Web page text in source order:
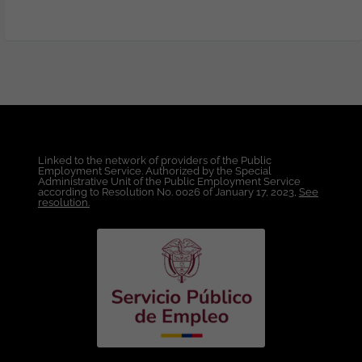
PostgreSQL. MySQL. MongoDB
(Deseable). Cloud - AWS (Indispensable):
Experiencia en EC2, RDS, S3, Lambda y
Google Cloud Platform (Deseables).
DevOps - Git. - Docker. CI/CD.
SonarQube. Pruebas unitarias e
integración. Te ofrecemos: Contrato a
término indefinido directamente con la
compañía. Salario competitivo, acorde
con la experiencia y el perfil. Horario de
oficina de lunes a viernes. Beneficios
Linked to the network of providers of the Public
Employment Service. Authorized by the Special
Administrative Unit of the Public Employment Service
according to Resolution No. 0026 of January 17, 2023, See
resolution.